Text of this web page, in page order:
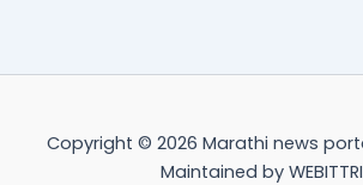
Copyright © 2026 Marathi news
Maintained by